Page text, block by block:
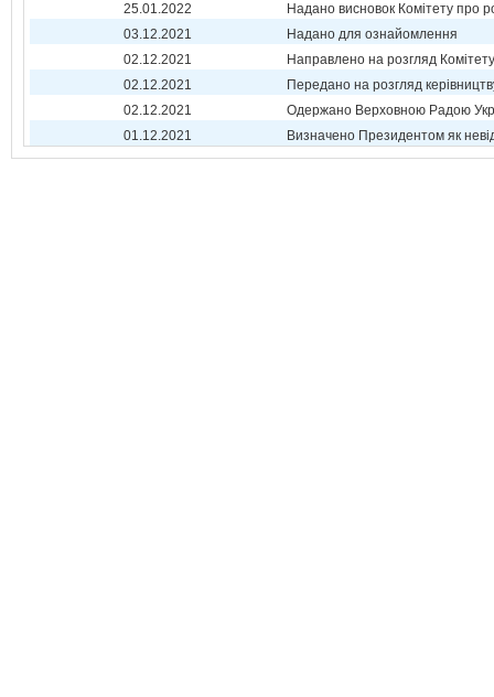
25.01.2022
Надано висновок Комітету про
03.12.2021
Надано для ознайомлення
02.12.2021
Направлено на розгляд Комітету
02.12.2021
Передано на розгляд
02.12.2021
Одержано Верховною Радою
01.12.2021
Визначено Президентом як